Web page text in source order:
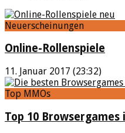
Neuerscheinungen
Online-Rollenspiele
11. Januar 2017 (23:32)
Top MMOs
Top 10 Browsergames